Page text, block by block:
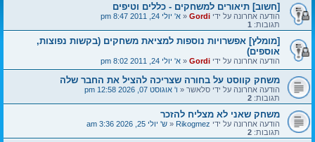
[חשוב] תיאורים למשחקים - כללים וטיפים
הודעה אחרונה על ידי Gordi
«א' יולי 24, 2011 8:47 pm
תגובות: 1
[מומלץ] אפשרויות נוספות למציאת משחקים (בקשות נפוצות,
אוספים)
הודעה אחרונה על ידי Gordi
«א' יולי 24, 2011 8:02 pm
משחק קווסט על בחורה שצריכה להציל את החבר שלה
הודעה אחרונה על ידי סלאשר«ו' אוגוסט 07, 2026 12:58 pm
תגובות: 2
משחק שאני לא מצליח להזכר
הודעה אחרונה על ידי Rikogmez
«ש' יולי 25, 2026 3:36 am
תגובות: 2